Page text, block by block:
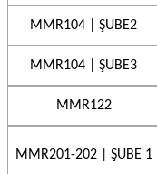
MMR104 | ŞUBE2
MMR104 | ŞUBE3
MMR122
MMR201-202 | ŞUBE 1